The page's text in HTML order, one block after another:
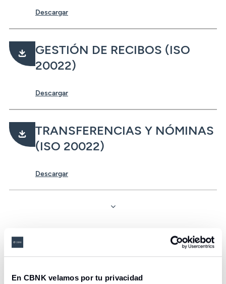
En CBNK velamos por tu privacidad
Descargar
GESTIÓN DE RECIBOS (ISO
20022)
Descargar
TRANSFERENCIAS Y NÓMINAS
(ISO 20022)
Descargar
Guías informativas